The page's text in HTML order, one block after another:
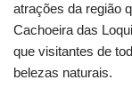
atrações da região
Cachoeira das
que visitantes de
belezas naturais.